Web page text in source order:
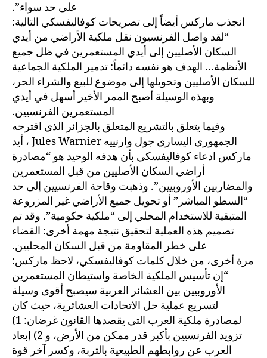
على حد سواء”.
انجذب ماركس أيضاً إلى تصريحات كوفاليفسكي التالية:
“لقد واصل الفرنسيون نقل ملكية الأراضي من أيدي
السكان الأصليين إلى أيدي المستعمرين في ظل جميع
الأنظمة… الهدف هو نفسه دائماً: تدمير الملكية الجماعية
للسكان الأصليين وتحويلها إلى موضوع للبيع والشراء الحر،
وبهذه الوسيلة أصبح الممر الأخير أسهل في أيدي
المستعمرين الفرنسيين.
وفيما يتعلق بالتشريع المتعلق بالجزائر الذي اقترحه
الجمهوري اليساري جول وارنييه Jules Warnier ، أيد
ماركس ادعاء كوفاليفسكي بأن هدفه الوحيد هو “مصادرة
أراضي السكان الأصليين من قبل المستعمرين
والمضاربين الأوروبيين”. وذهبت وقاحة الفرنسيين إلى حد
“السطو المباشر” أو تحويل جميع الأراضي غير المزروعة
المتبقية للاستخدام المحلي إلى “ملكية حكومية”. وقد تم
تصميم هذه العملية لتحقيق نتيجة مهمة أخرى: القضاء
على خطر المقاومة من قبل السكان المحليين.
مرة أخرى، من خلال كلمات كوفاليفسكي، لاحظ ماركس:
“إن تأسيس الملكية الخاصة واستيطان المستعمرين
الأوروبيين بين العشائر العربية سيصبح أقوى وسيلة
لتسريع عملية حل الاتحادات العشائرية، حيث كان
لمصادرة ملكية العرب التي يقصدها القانون غرضان: 1)
تزويد الفرنسيين بأكبر قدر ممكن من الأرض، و 2) إبعاد
العرب عن روابطهم الطبيعية بالتربة، وكسر آخر قوة